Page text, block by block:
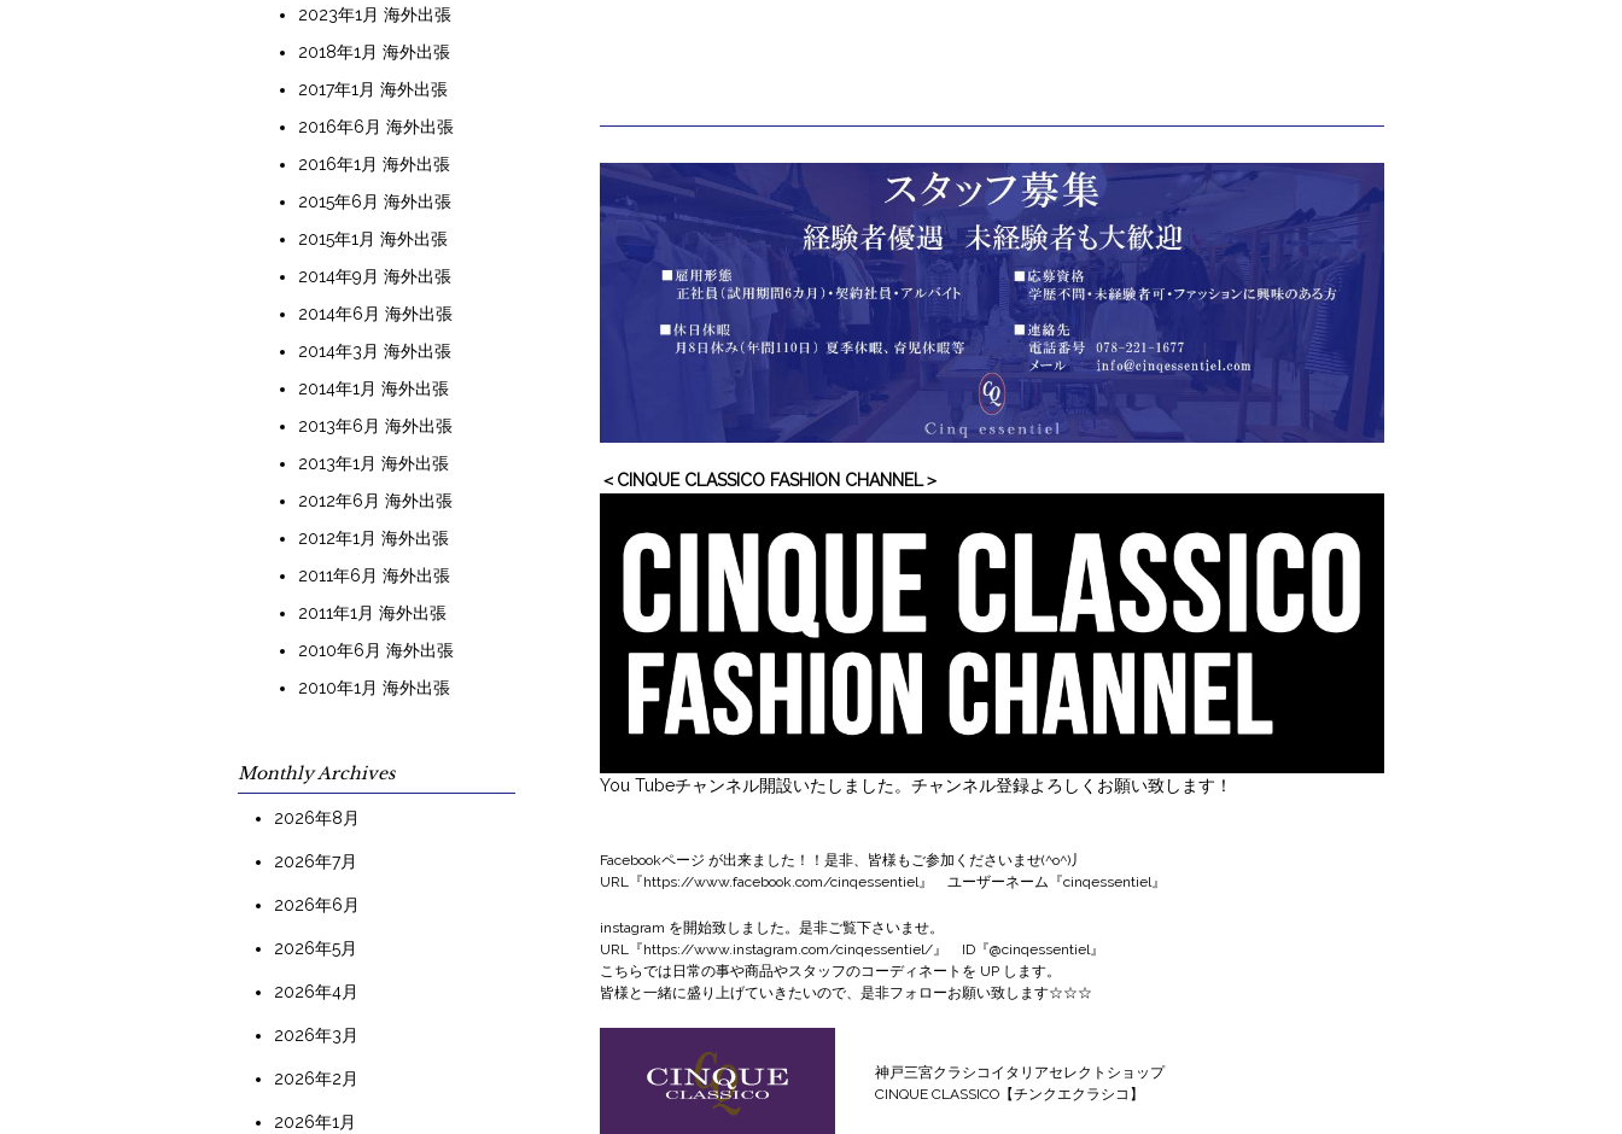
＜CINQUE CLASSICO FASHION CHANNEL＞
You Tubeチャンネル開設いたしました。チャンネル登録よろしくお願い致します！
Facebookページ が出来ました！！是非、皆様もご参加くださいませ(^o^)丿
URL『https://www.facebook.com/cinqessentiel』 ユーザーネーム『cinqessentiel』
instagram を開始致しました。是非ご覧下さいませ。
URL『https://www.instagram.com/cinqessentiel/』 ID『@cinqessentiel』
こちらでは日常の事や商品やスタッフのコーディネートを UP します。
皆様と一緒に盛り上げていきたいので、是非フォローお願い致します☆☆☆
神戸三宮クラシコイタリアセレクトショップ
CINQUE CLASSICO【チンクエクラシコ】
2023年1月 海外出張
2018年1月 海外出張
2017年1月 海外出張
2016年6月 海外出張
2016年1月 海外出張
2015年6月 海外出張
2015年1月 海外出張
2014年9月 海外出張
2014年6月 海外出張
2014年3月 海外出張
2014年1月 海外出張
2013年6月 海外出張
2013年1月 海外出張
2012年6月 海外出張
2012年1月 海外出張
2011年6月 海外出張
2011年1月 海外出張
2010年6月 海外出張
2010年1月 海外出張
Monthly Archives
2026年8月
2026年7月
2026年6月
2026年5月
2026年4月
2026年3月
2026年2月
2026年1月